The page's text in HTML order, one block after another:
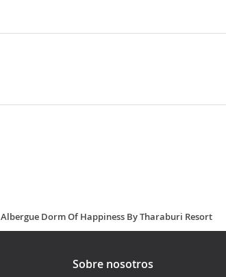
Albergue Dorm Of Happiness By Tharaburi Resort
Sobre nosotros